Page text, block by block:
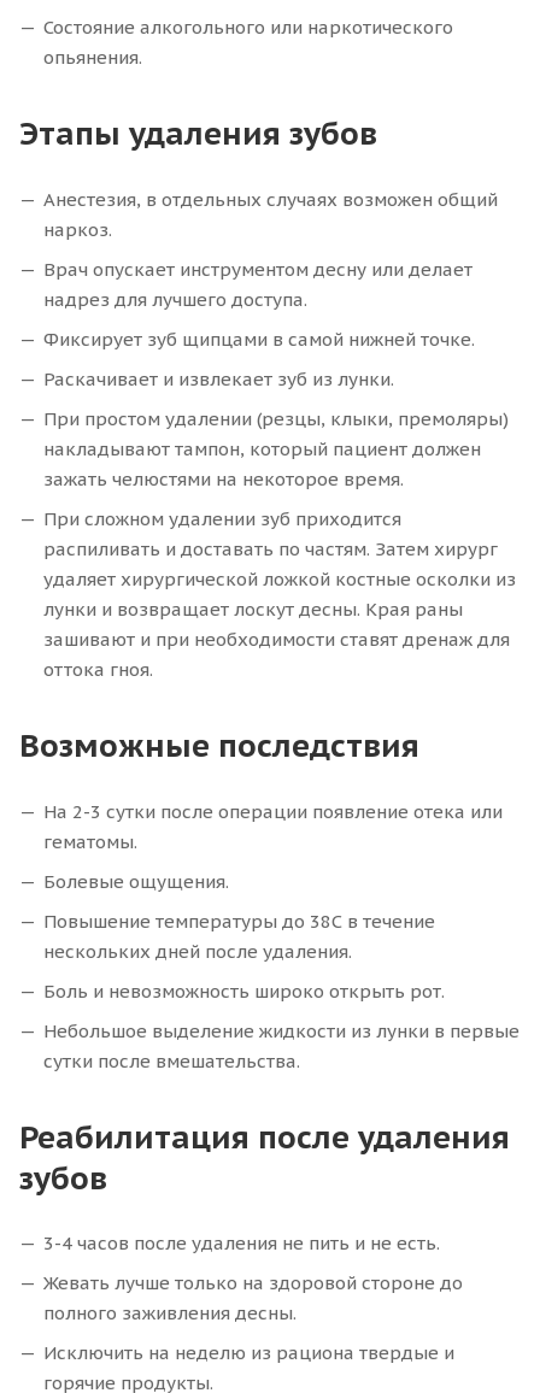
Состояние алкогольного или наркотического
опьянения.
Этапы удаления зубов
Анестезия, в отдельных случаях возможен общий
наркоз.
Врач опускает инструментом десну или делает
надрез для лучшего доступа.
Фиксирует зуб щипцами в самой нижней точке.
Раскачивает и извлекает зуб из лунки.
При простом удалении (резцы, клыки, премоляры)
накладывают тампон, который пациент должен
зажать челюстями на некоторое время.
При сложном удалении зуб приходится
распиливать и доставать по частям. Затем хирург
удаляет хирургической ложкой костные осколки из
лунки и возвращает лоскут десны. Края раны
зашивают и при необходимости ставят дренаж для
оттока гноя.
Возможные последствия
На 2-3 сутки после операции появление отека или
гематомы.
Болевые ощущения.
Повышение температуры до 38С в течение
нескольких дней после удаления.
Боль и невозможность широко открыть рот.
Небольшое выделение жидкости из лунки в первые
сутки после вмешательства.
Реабилитация после удаления
зубов
3-4 часов после удаления не пить и не есть.
Жевать лучше только на здоровой стороне до
полного заживления десны.
Исключить на неделю из рациона твердые и
горячие продукты.